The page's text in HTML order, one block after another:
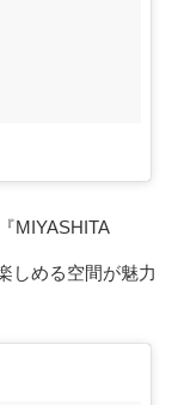
MIYASHITA
しめる空間が魅力